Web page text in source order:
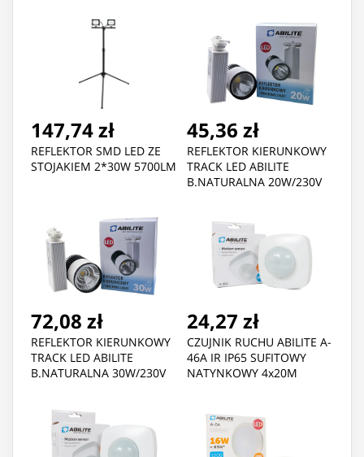
147,74 zł
REFLEKTOR SMD LED ZE
STOJAKIEM 2*30W 5700LM
45,36 zł
REFLEKTOR KIERUNKOWY
TRACK LED ABILITE
B.NATURALNA 20W/230V
72,08 zł
REFLEKTOR KIERUNKOWY
TRACK LED ABILITE
B.NATURALNA 30W/230V
24,27 zł
CZUJNIK RUCHU ABILITE A-
46A IR IP65 SUFITOWY
NATYNKOWY 4x20M